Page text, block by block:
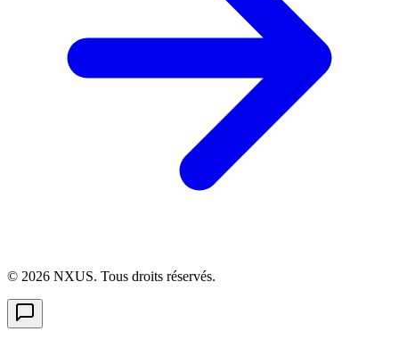
© 2026 NXUS. Tous droits réservés.